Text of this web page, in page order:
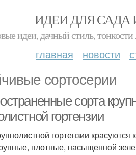
ИДЕИ ДЛЯ САДА
идеи, дачный стиль,
главная новости
сортосерии
сорта
гортензии
гортензии
плотные, насыщенной